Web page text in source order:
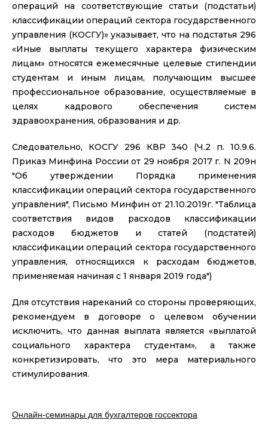
операций на соответствующие статьи (подстатьи)
классификации операций сектора государственного
управления (КОСГУ)» указывает, что на подстатья 296
«Иные выплаты текущего характера физическим
лицам» относятся ежемесячные целевые стипендии
студентам и иным лицам, получающим высшее
профессиональное образование, осуществляемые в
целях кадрового обеспечения систем
здравоохранения, образования и др.
Следовательно, КОСГУ 296 КВР 340 (Ч.2 п. 10.9.6.
Приказ Минфина России от 29 ноября 2017 г. N 209н
"Об утверждении Порядка применения
классификации операций сектора государственного
управления", Письмо Минфин от 21.10.2019г. "Таблица
соответствия видов расходов классификации
расходов бюджетов и статей (подстатей)
классификации операций сектора государственного
управления, относящихся к расходам бюджетов,
применяемая начиная с 1 января 2019 года")
Для отсутствия нареканий со стороны проверяющих,
рекомендуем в договоре о целевом обучении
исключить, что данная выплата является «выплатой
социального характера студентам», а также
конкретизировать, что это мера материального
стимулирования.
Онлайн-семинары для бухгалтеров госсектора